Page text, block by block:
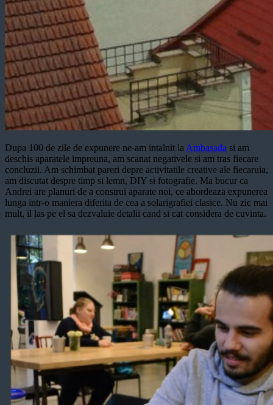
Dupa 100 de zile de expunere ne-am intalnit la Ambasada si am
deschis aparatele impreuna, am scanat negativele si am tras fiecare
concluzii. Am schimbat pareri depre activitatile creative ale fiecaruia,
am discutat despre timp si lemn, DIY si fotografie. Ma bucur ca
Andrei are planuri de a construi aparate noi, ce abordeaza expunerea
lunga intr-o maniera diferita de cea a solarigrafiei clasice. Nu zic mai
mult, il las pe el sa dezvaluie detalii cand si cat considera de cuvinta.